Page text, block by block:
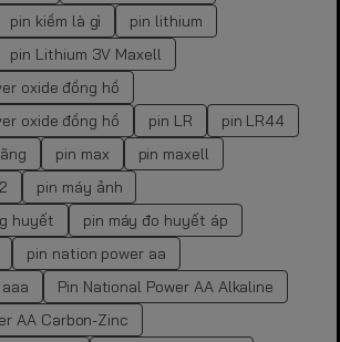
pin kiềm là gì
pin lithium
pin Lithium 3V Maxell
oxide đồng hồ
oxide đồng hồ
pin LR
pin LR44
pin max
pin maxell
pin máy ảnh
huyết
pin máy đo huyết áp
pin nation power aa
Pin National Power AA Alkaline
AA Carbon-Zinc